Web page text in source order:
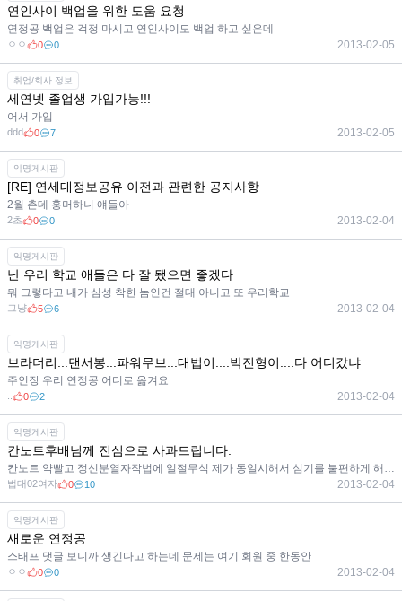
연인사이 백업을 위한 도움 요청
연정공 백업은 걱정 마시고 연인사이도 백업 하고 싶은데
ㅇㅇ 0 0 2013-02-05
취업/회사 정보
세연넷 졸업생 가입가능!!!
어서 가입
ddd 0 7 2013-02-05
익명게시판
[RE] 연세대정보공유 이전과 관련한 공지사항
2월 촌데 훙머하니 얘들아
2초 0 0 2013-02-04
익명게시판
난 우리 학교 애들은 다 잘 됐으면 좋겠다
뭐 그렇다고 내가 심성 착한 놈인건 절대 아니고 또 우리학교
그냥 5 6 2013-02-04
익명게시판
브라더리...댄서봉...파워무브...대법이....박진형이....다 어디갔냐
주인장 우리 연정공 어디로 옮겨요
0 2 2013-02-04
익명게시판
칸노트후배님께 진심으로 사과드립니다.
칸노트 약빨고 정신분열자작법에 일절무식 제가 동일시해서 심기를 불편하게 해드린 점 죄송합니다
법대02여자 0 10 2013-02-04
익명게시판
새로운 연정공
스태프 댓글 보니까 생긴다고 하는데 문제는 여기 회원 중 한동안
ㅇㅇ 0 0 2013-02-04